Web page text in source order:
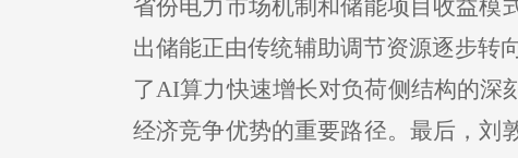
省份电力市场机制和储能项目收益模
出储能正由传统辅助调节资源逐步转
了AI算力快速增长对负荷侧结构的深
经济竞争优势的重要路径。最后，刘